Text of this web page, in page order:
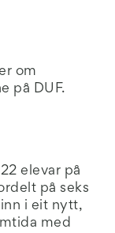
om
på DUF.
elevar på
på seks
inn i eit nytt,
med